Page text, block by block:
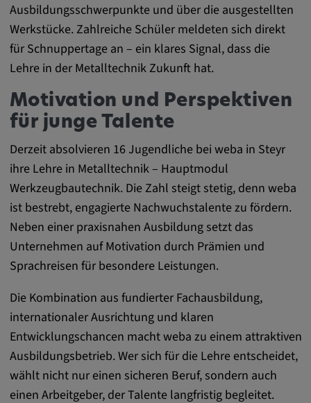
Ausbildungsschwerpunkte und über die ausgestellten
Werkstücke. Zahlreiche Schüler meldeten sich direkt
für Schnuppertage an – ein klares Signal, dass die
Lehre in der Metalltechnik Zukunft hat.
Motivation und Perspektiven
für junge Talente
Derzeit absolvieren 16 Jugendliche bei weba in Steyr
ihre Lehre in Metalltechnik – Hauptmodul
Werkzeugbautechnik. Die Zahl steigt stetig, denn weba
ist bestrebt, engagierte Nachwuchstalente zu fördern.
Neben einer praxisnahen Ausbildung setzt das
Unternehmen auf Motivation durch Prämien und
Sprachreisen für besondere Leistungen.
Die Kombination aus fundierter Fachausbildung,
internationaler Ausrichtung und klaren
Entwicklungschancen macht weba zu einem attraktiven
Ausbildungsbetrieb. Wer sich für die Lehre entscheidet,
wählt nicht nur einen sicheren Beruf, sondern auch
einen Arbeitgeber, der Talente langfristig begleitet.
Name:
VISITOR_INFO1_LIVE, YSC, CONSENT,
yt.innertube::nextId, yt.innertube::requests,
yt-remote-cast-installed, yt-remote-
remote-fast-check-period, yt-remote-session-
app, yt-remote-session-name, IDE,
LOGIN_INFO, PREF, LOGIN_INFO, PREF,
SEARCH_SAMESITE, OGPC, OTZ, NID,
SAPISID, SIDCC, yt-player-headers-
readable,
ytidb::LAST_RESULT_ENTRY_KEY, yt-
player-lv, yt-player-bandaid-host, yt-player-
bandwidth
Anbieter:
Zweck:
VISITOR_INFO1_LIVE wird genutzt, um
Probleme mit dem Dienst zu erkennen und
zu beheben. YSC wird von YouTube
verwendet, um Nutzereingaben zu speichern
und sie den Aktionen eines Nutzers